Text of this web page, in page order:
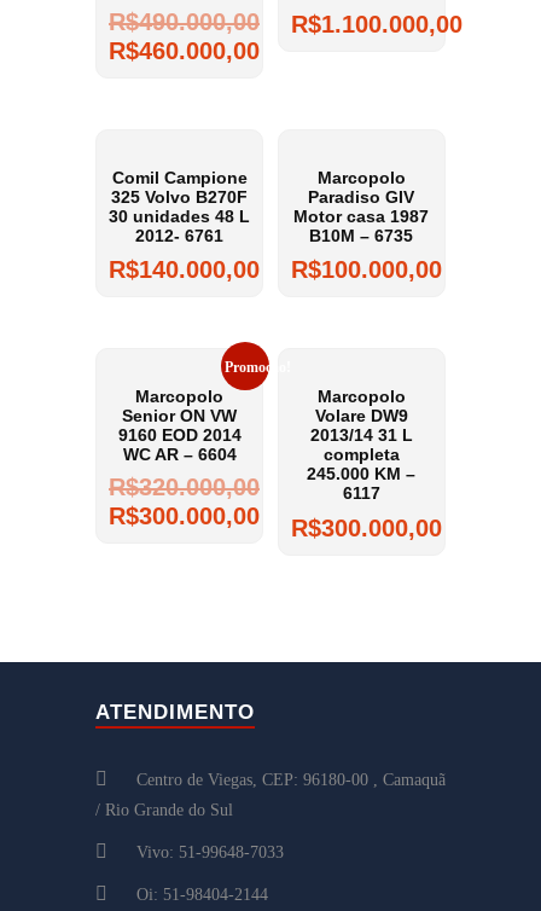
R$490.000,00
R$460.000,00
R$1.100.000,00
Comil Campione
325 Volvo B270F
30 unidades 48 L
2012- 6761
R$140.000,00
Marcopolo
Paradiso GIV
Motor casa 1987
B10M – 6735
R$100.000,00
Promoção!
Marcopolo
Senior ON VW
9160 EOD 2014
WC AR – 6604
R$320.000,00
R$300.000,00
Marcopolo
Volare DW9
2013/14 31 L
completa
245.000 KM –
6117
R$300.000,00
ATENDIMENTO
Centro de Viegas, CEP: 96180-00 , Camaquã
/ Rio Grande do Sul
Vivo: 51-99648-7033
Oi: 51-98404-2144